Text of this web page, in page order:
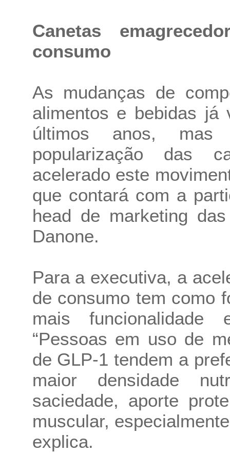
Canetas
consumo
As mudanças de
alimentos e bebidas já
últimos anos,
popularização das
acelerado este
que contará com a
head de marketing
Danone.
Para a executiva, a
de consumo tem como
mais funcionalidade
“Pessoas em uso de
de GLP-1 tendem a
maior densidade
saciedade, aporte
muscular,
explica.